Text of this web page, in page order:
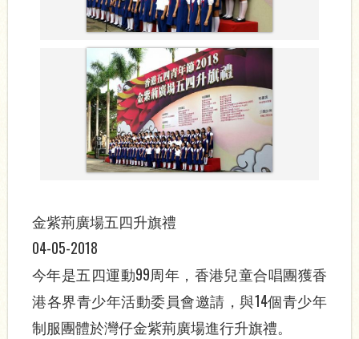
金紫荊廣場五四升旗禮
04-05-2018
今年是五四運動99周年，香港兒童合唱團獲香
港各界青少年活動委員會邀請，與14個青少年
制服團體於灣仔金紫荊廣場進行升旗禮。